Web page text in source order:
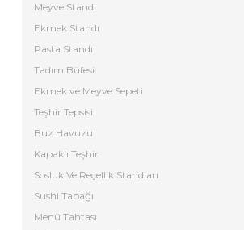
Meyve Standı
Ekmek Standı
Pasta Standı
Tadım Büfesi
Ekmek ve Meyve Sepeti
Teşhir Tepsisi
Buz Havuzu
Kapaklı Teşhir
Sosluk Ve Reçellik Standları
Sushi Tabağı
Menü Tahtası